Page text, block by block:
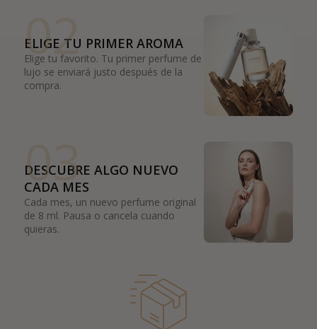
02
ELIGE TU PRIMER AROMA
Elige tu favorito. Tu primer perfume de
lujo se enviará justo después de la
compra.
03
DESCUBRE ALGO NUEVO
CADA MES
Cada mes, un nuevo perfume original
de 8 ml. Pausa o cancela cuando
quieras.